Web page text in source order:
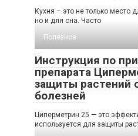
Кухня – это не только место
но и для сна. Часто
Полезное
Инструкция по
препарата
защиты растений
болезней
Циперметрин 25 — это
используется для защиты